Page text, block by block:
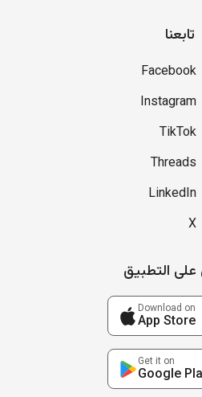
تابعنا
Facebook
Instagram
TikTok
Threads
LinkedIn
X
التطبيق
Download on
App Store
Get it on
Google